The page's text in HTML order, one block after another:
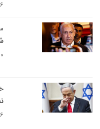
۰۶
۳۰
۲۶